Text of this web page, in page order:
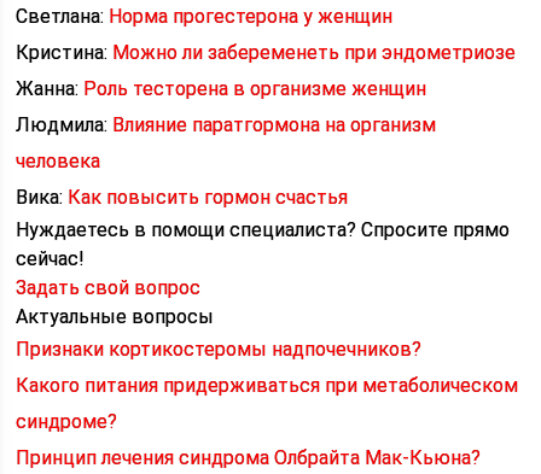
Светлана: Норма прогестерона у женщин
Кристина: Можно ли забеременеть при эндометриозе
Жанна: Роль тесторена в организме женщин
Людмила: Влияние паратгормона на организм
человека
Вика: Как повысить гормон счастья
Нуждаетесь в помощи специалиста?Спросите прямо
сейчас!
Задать свой вопрос
Актуальные вопросы
Признаки кортикостеромы надпочечников?
Какого питания придерживаться при метаболическом
синдроме?
Принцип лечения синдрома Олбрайта Мак-Кьюна?